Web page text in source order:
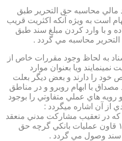
مالي محاسبه حق التحرير طبق
است به ويژه آنكه اكثريت قريب
و با وارد كردن مبلغ سند طبق
محاسبه مي گردد .
به لحاظ وجود مقررات خاص از
ويا بعنوان موارد
خود را دارند و بعض ديگر بعلت
با ابهام روبرو و در مناطق
هاي عملي متفاوتي را بوجود
از آن اشاره ميگردد :
كه در تعقيب مشاركت مدني منعقد
ميگردد بر اساس تبصره ماده ۱۵ قاون عمليات بانكي گرچه حق
سند وصول مي گردد .